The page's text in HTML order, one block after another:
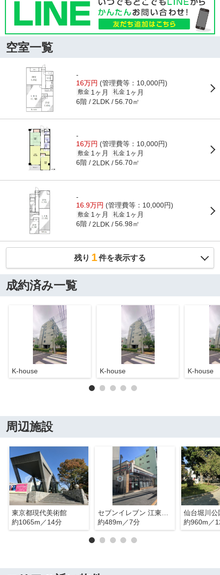
空室一覧
-
16万円 (管理費等：10,000円)
敷金 1ヶ月 礼金 1ヶ月
6階 2LDK 56.70㎡
-
16万円 (管理費等：10,000円)
敷金 1ヶ月 礼金 1ヶ月
6階 2LDK 56.70㎡
-
16.9万円 (管理費等：10,000円)
敷金 1ヶ月 礼金 1ヶ月
6階 2LDK 56.98㎡
残り 1件を表示する
成約済み一覧
K-house K-house K-house
周辺施設
東京都現代美術館
約1065m／14分
セブンイレブン 江東扇橋2丁目店
約489m／7分
仙台堀川公
約960m／